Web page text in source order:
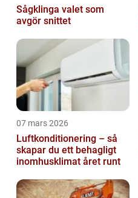
Sågklinga valet som
avgör snittet
07 mars 2026
Luftkonditionering – så
skapar du ett behagligt
inomhusklimat året runt